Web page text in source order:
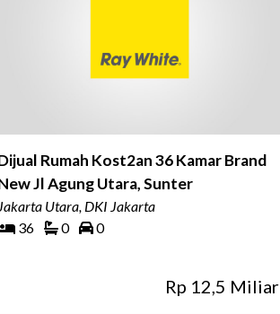
Rumah Kost2an 36 Kamar Brand
Jl Agung Utara, Sunter
Utara, DKI Jakarta
36
0 0
Rp 12,5 Miliar